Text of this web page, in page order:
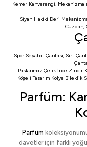
Kemer Kahverengi,
Siyah Hakiki Deri
Cüzdan,
Spor Seyahat Çantası, Sırt
Paslanmaz Çelik İnce Zincir
Köşeli Tasarım Kolye Bileklik
Parfüm:
Parfüm
davetler için farklı